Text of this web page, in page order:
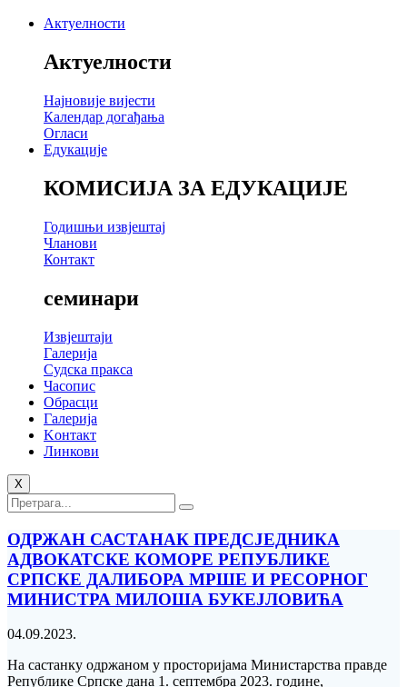
Актуелности
Актуелности
Најновије вијести
Календар догађања
Огласи
Едукације
КОМИСИЈА ЗА ЕДУКАЦИЈЕ
Годишњи извјештај
Чланови
Контакт
семинари
Извјештаји
Галерија
Судска пракса
Часопис
Обрасци
Галерија
Kонтакт
Линкови
X
ОДРЖАН САСТАНАК ПРЕДСЈЕДНИКА
АДВОКАТСКЕ КОМОРЕ РЕПУБЛИКЕ
СРПСКЕ ДАЛИБОРА МРШЕ И РЕСОРНОГ
МИНИСТРА МИЛОША БУКЕЈЛОВИЋА
04.09.2023.
На састанку одржаном у просторијама Министарства правде
Републике Српске дана 1. септембра 2023. године,